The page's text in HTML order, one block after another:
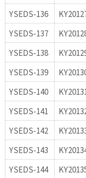
YSEDS-136
YSEDS-137
YSEDS-138
YSEDS-139
YSEDS-140
YSEDS-141
YSEDS-142
YSEDS-143
YSEDS-144